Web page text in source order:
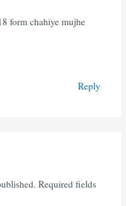
form chahiye mujhe
Reply
Required fields